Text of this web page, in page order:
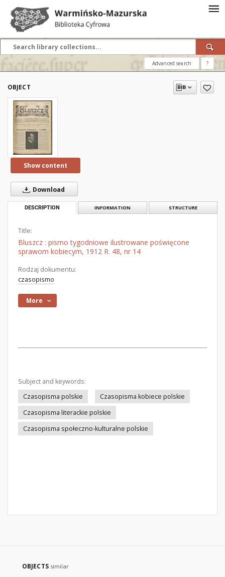
Advanced search ?
OBJECT
Show content
Download
DESCRIPTION INFORMATION STRUCTURE
Title:
Bluszcz : pismo tygodniowe ilustrowane poświęcone
sprawom kobiecym, 1912 R. 48, nr 14
Rodzaj dokumentu:
czasopismo
More
Subject and keywords:
Czasopisma polskie
Czasopisma kobiece polskie
Czasopisma literackie polskie
Czasopisma społeczno-kulturalne polskie
OBJECTS similar